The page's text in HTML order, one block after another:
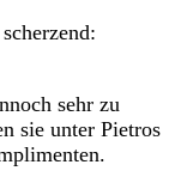
sehr zu
sie unter Pietros